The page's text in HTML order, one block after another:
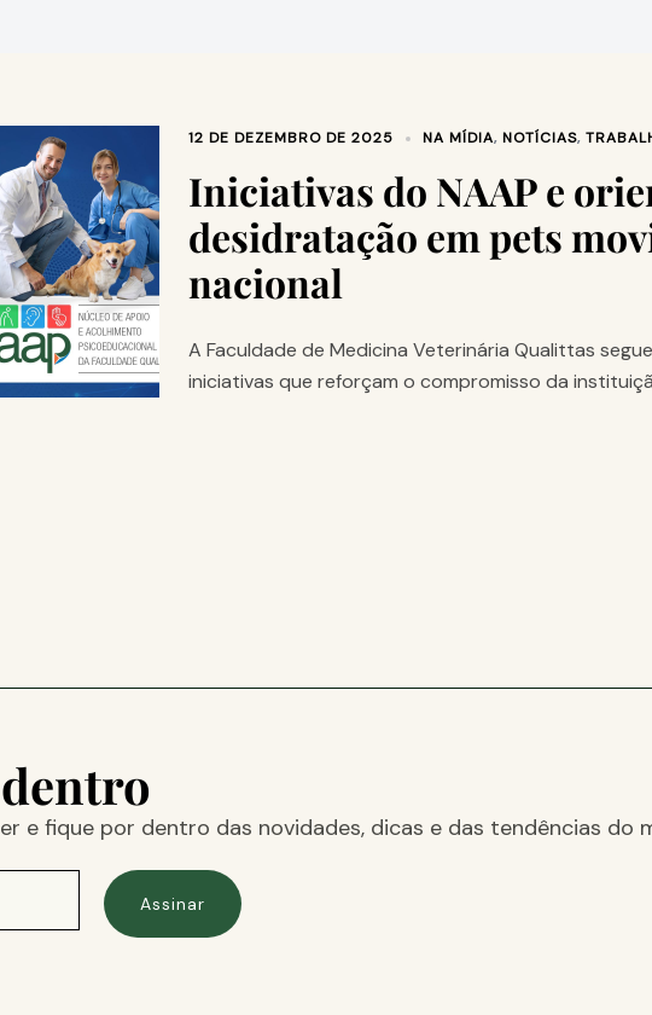
12 DE DEZEMBRO DE 2025 NA MÍDIA, NOTÍCIAS,
Iniciativas do NAAP e
desidratação em pets
nacional
A Faculdade de Medicina Veterinária Qualittas
iniciativas que reforçam o compromisso da
e fique por dentro das novidades, dicas e das tendências do
Assinar